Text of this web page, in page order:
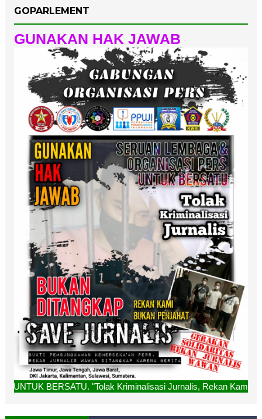
GOPARLEMENT
GUNAKAN HAK JAWAB
BERSATU. "Tolak Kriminalisasi Jurnalis, Rekan Kami Bukan